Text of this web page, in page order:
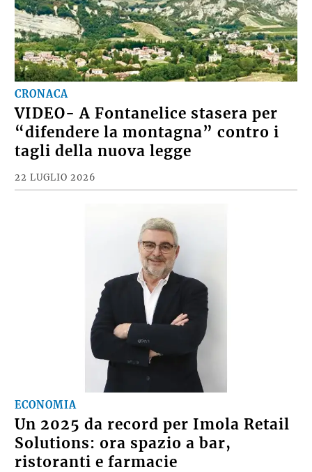
CRONACA
VIDEO- A Fontanelice stasera per
“difendere la montagna” contro i
tagli della nuova legge
22 LUGLIO 2026
ECONOMIA
Un 2025 da record per Imola Retail
Solutions: ora spazio a bar,
ristoranti e farmacie